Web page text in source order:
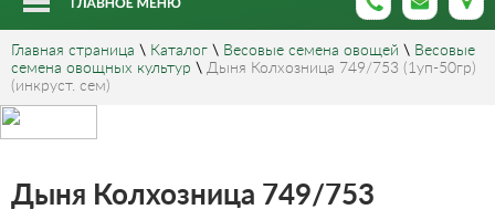
Главная страница \ Каталог \ Весовые семена овощей \ Весовые
семена овощных культур \ Дыня Колхозница 749/753 (1уп-50гр)
(инкруст. сем)
Дыня Колхозница 749/753